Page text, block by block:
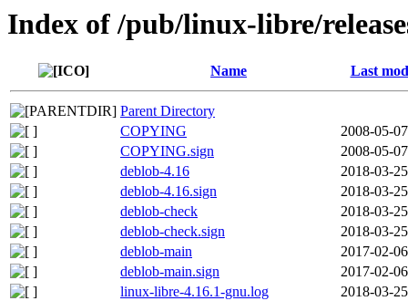
Index of /pub/linux-libre/
Name Last
Parent Directory
COPYING
2008-05-
COPYING.sign
2008-05-
deblob-4.16
2018-03-
deblob-4.16.sign
2018-03-
deblob-check
2018-03-
deblob-check.sign
2018-03-
deblob-main
2017-02-
deblob-main.sign
2017-02-
linux-libre-4.16.1-gnu.log
2018-03-